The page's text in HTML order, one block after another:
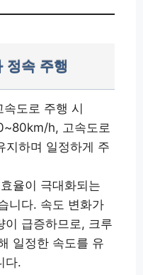
정속 주행
도로 주행 시
h, 고속도로
하며 일정하게 주
율이 극대화되는
니다. 속도 변화가
이 급증하므로, 크루
일정한 속도를 유
다.